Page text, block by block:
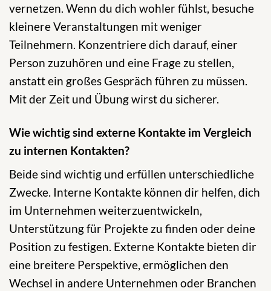
vernetzen. Wenn du dich wohler fühlst, besuche
kleinere Veranstaltungen mit weniger
Teilnehmern. Konzentriere dich darauf, einer
Person zuzuhören und eine Frage zu stellen,
anstatt ein großes Gespräch führen zu müssen.
Mit der Zeit und Übung wirst du sicherer.
Wie wichtig sind externe Kontakte im Vergleich
zu internen Kontakten?
Beide sind wichtig und erfüllen unterschiedliche
Zwecke. Interne Kontakte können dir helfen, dich
im Unternehmen weiterzuentwickeln,
Unterstützung für Projekte zu finden oder deine
Position zu festigen. Externe Kontakte bieten dir
eine breitere Perspektive, ermöglichen den
Wechsel in andere Unternehmen oder Branchen